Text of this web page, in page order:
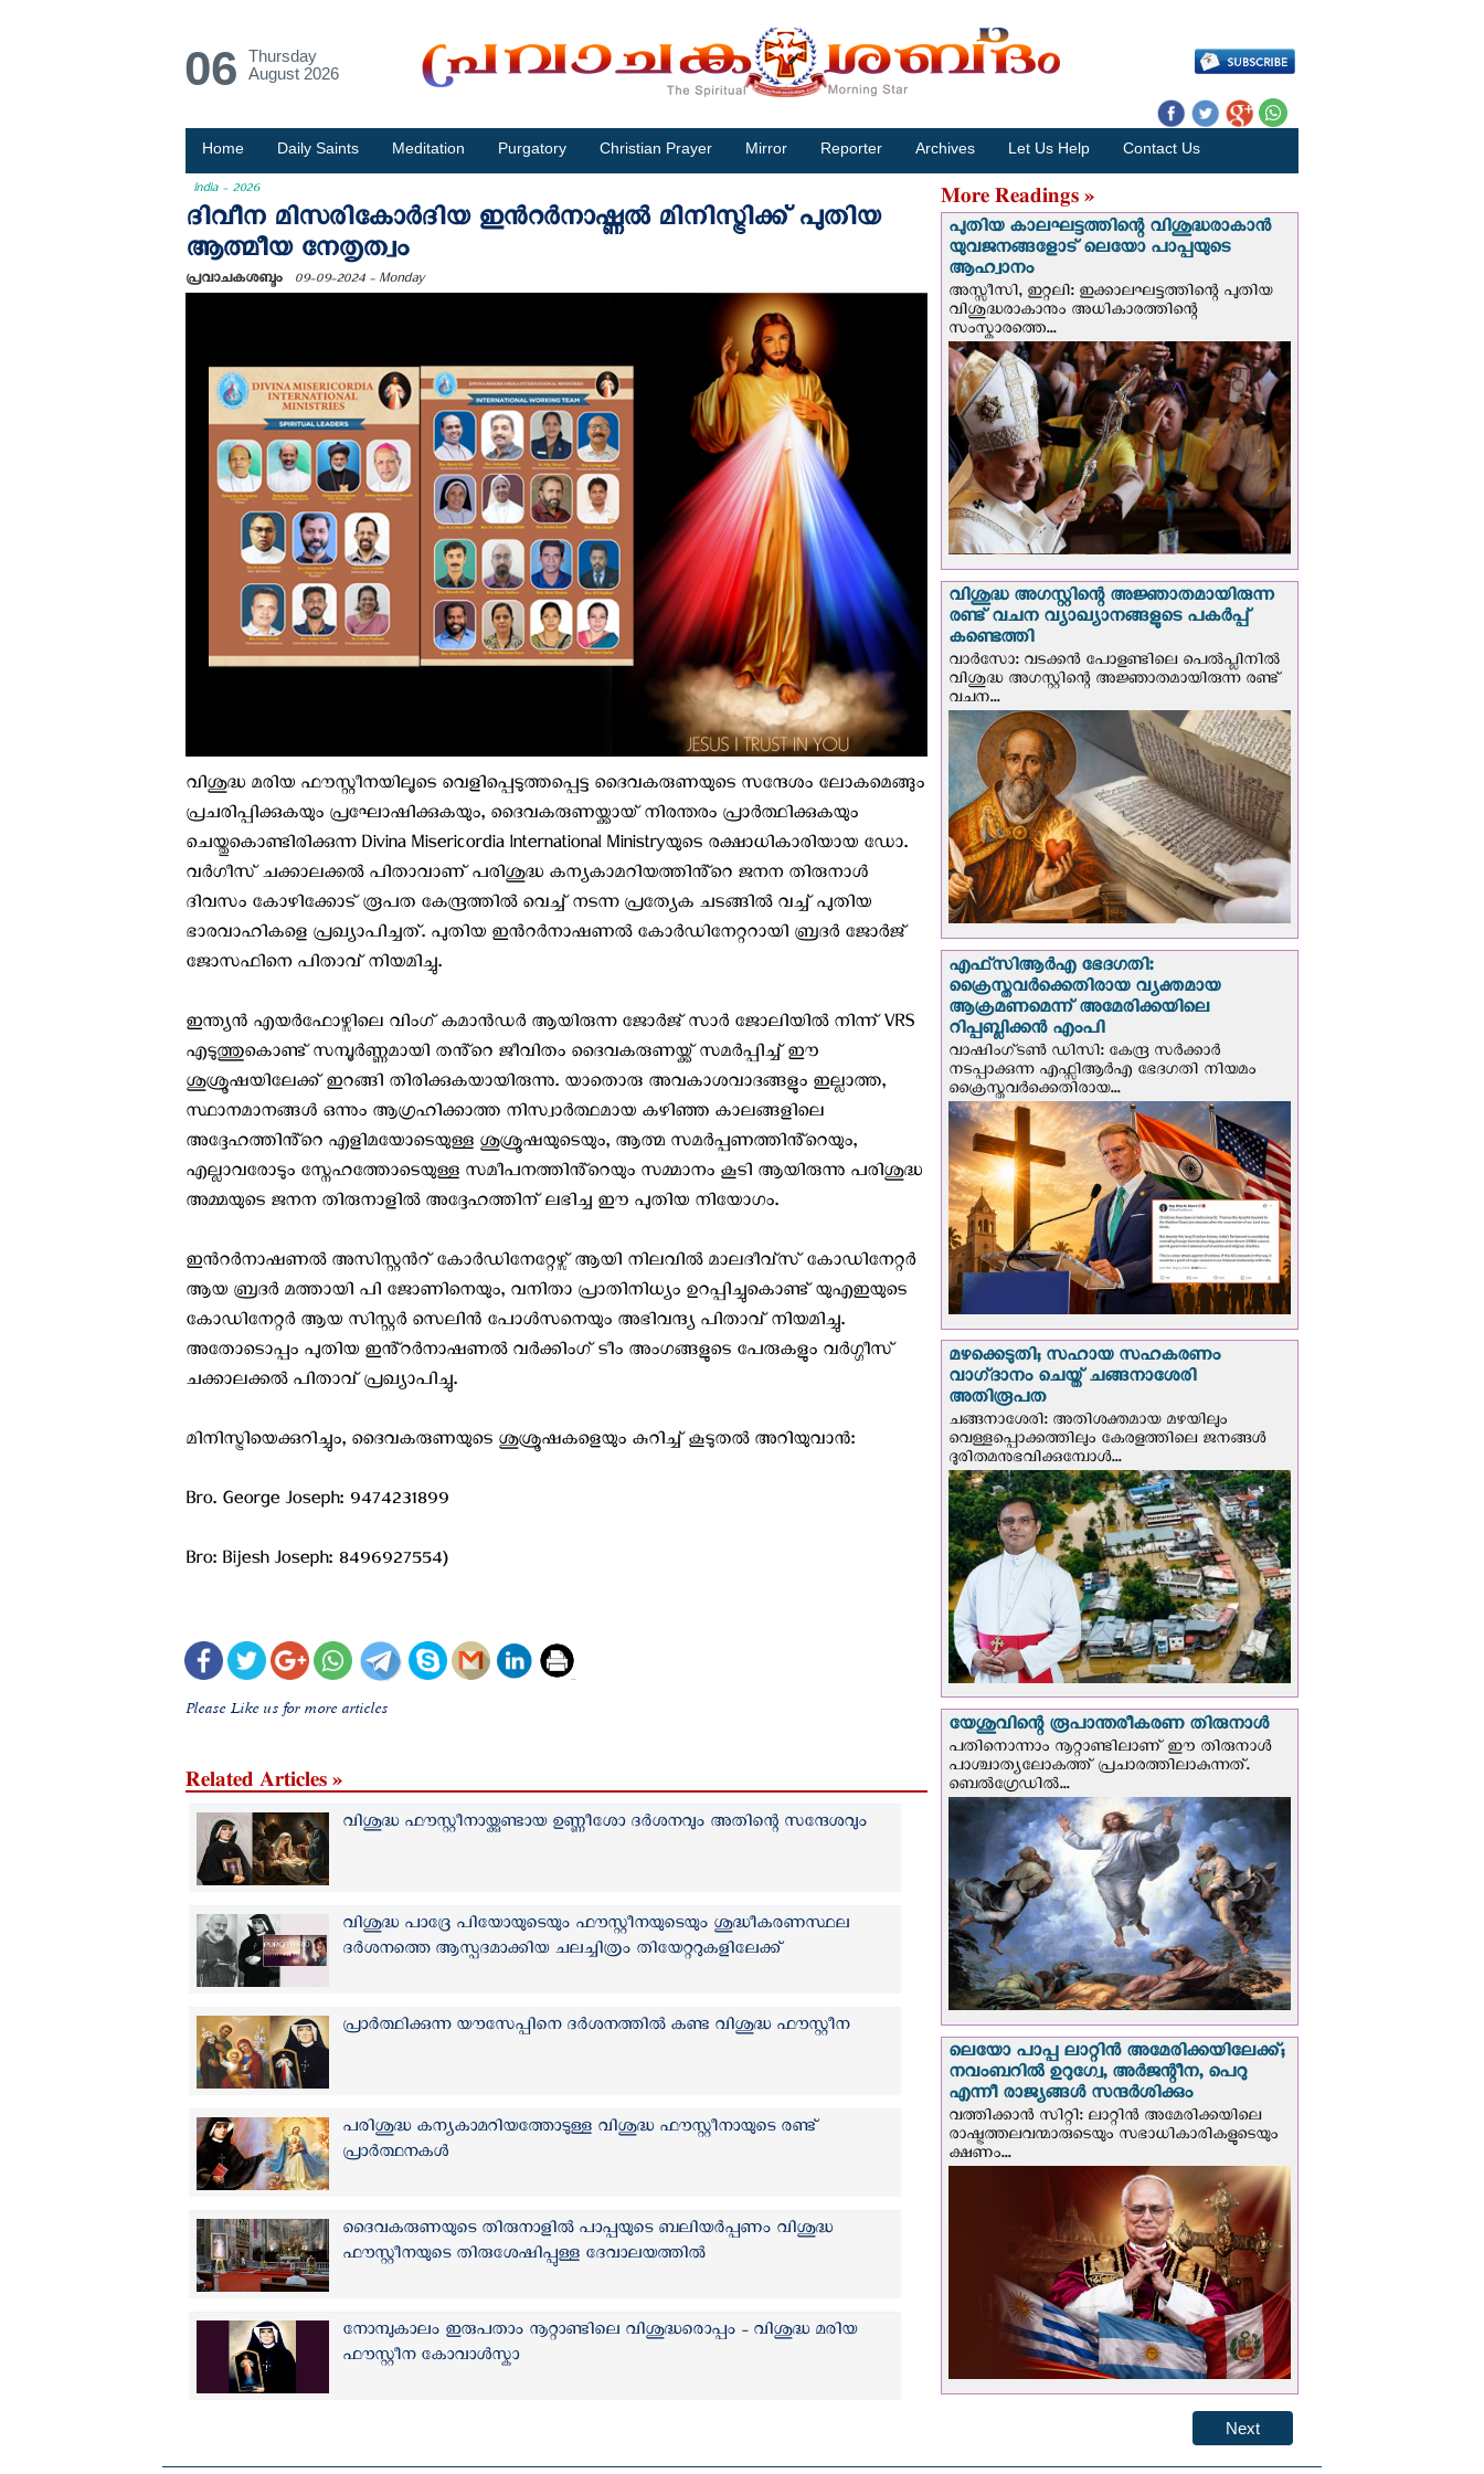
06
Thursday
August 2026
Home Daily Saints Meditation Purgatory Christian Prayer Mirror Reporter Archives Let Us Help Contact Us
India - 2026
ദിവീന മിസരികോർദിയ ഇന്‍റർനാഷ്ണൽ മിനിസ്ട്രിക്ക് പുതിയ
ആത്മീയ നേതൃത്വം
പ്രവാചകശബ്ദം 09-09-2024 - Monday
വിശുദ്ധ മരിയ ഫൗസ്റ്റീനയിലൂടെ വെളിപ്പെടുത്തപ്പെട്ട ദൈവകരുണയുടെ സന്ദേശം ലോകമെങ്ങും
പ്രചരിപ്പിക്കുകയും പ്രഘോഷിക്കുകയും, ദൈവകരുണയ്ക്കായ് നിരന്തരം പ്രാർത്ഥിക്കുകയും
ചെയ്തുകൊണ്ടിരിക്കുന്ന Divina Misericordia International Ministryയുടെ രക്ഷാധികാരിയായ ഡോ.
വർഗീസ് ചക്കാലക്കൽ പിതാവാണ് പരിശുദ്ധ കന്യകാമറിയത്തിൻ്റെ ജനന തിരുനാൾ
ദിവസം കോഴിക്കോട് രൂപത കേന്ദ്രത്തിൽ വെച്ച് നടന്ന പ്രത്യേക ചടങ്ങിൽ വച്ച് പുതിയ
ഭാരവാഹികളെ പ്രഖ്യാപിച്ചത്. പുതിയ ഇൻറർനാഷണൽ കോര്‍ഡിനേറ്ററായി ബ്രദർ ജോർജ്
ജോസഫിനെ പിതാവ് നിയമിച്ചു.
ഇന്ത്യൻ എയർഫോഴ്സിലെ വിംഗ് കമാൻഡർ ആയിരുന്ന ജോർജ് സാർ ജോലിയിൽ നിന്ന് VRS
എടുത്തുകൊണ്ട് സമ്പൂർണ്ണമായി തൻ്റെ ജീവിതം ദൈവകരുണയ്ക്ക് സമർപ്പിച്ച് ഈ
ശുശ്രൂഷയിലേക്ക് ഇറങ്ങി തിരിക്കുകയായിരുന്നു. യാതൊരു അവകാശവാദങ്ങളും ഇല്ലാത്ത,
സ്ഥാനമാനങ്ങൾ ഒന്നും ആഗ്രഹിക്കാത്ത നിസ്വാർത്ഥമായ കഴിഞ്ഞ കാലങ്ങളിലെ
അദ്ദേഹത്തിൻ്റെ എളിമയോടെയുള്ള ശുശ്രൂഷയുടെയും, ആത്മ സമർപ്പണത്തിൻ്റെയും,
എല്ലാവരോടും സ്നേഹത്തോടെയുള്ള സമീപനത്തിൻ്റെയും സമ്മാനം കൂടി ആയിരുന്നു പരിശുദ്ധ
അമ്മയുടെ ജനന തിരുനാളിൽ അദ്ദേഹത്തിന് ലഭിച്ച ഈ പുതിയ നിയോഗം.
ഇൻറർനാഷണൽ അസിസ്റ്റൻറ് കോർഡിനേറ്റേഴ്സ് ആയി നിലവിൽ മാലദീവ്സ് കോഡിനേറ്റർ
ആയ ബ്രദർ മത്തായി പി ജോണിനെയും, വനിതാ പ്രാതിനിധ്യം ഉറപ്പിച്ചുകൊണ്ട് യുഎഇയുടെ
കോഡിനേറ്റർ ആയ സിസ്റ്റർ സെലിൻ പോൾസനെയും അഭിവന്ദ്യ പിതാവ് നിയമിച്ചു.
അതോടൊപ്പം പുതിയ ഇൻ്റർനാഷണൽ വർക്കിംഗ് ടീം അംഗങ്ങളുടെ പേരുകളും വർഗ്ഗീസ്
ചക്കാലക്കൽ പിതാവ് പ്രഖ്യാപിച്ചു.
മിനിസ്ട്രിയെക്കുറിച്ചും, ദൈവകരുണയുടെ ശുശ്രൂഷകളെയും കുറിച്ച് കൂടുതൽ അറിയുവാൻ:
Bro. George Joseph: 9474231899
Bro: Bijesh Joseph: 8496927554)
Please Like us for more articles
Related Articles »
വിശുദ്ധ ഫൗസ്റ്റീനായ്ക്കുണ്ടായ ഉണ്ണീശോ ദർശനവും അതിന്റെ സന്ദേശവും
വിശുദ്ധ പാദ്രേ പിയോയുടെയും ഫൗസ്റ്റീനയുടെയും ശുദ്ധീകരണസ്ഥല
ദർശനത്തെ ആസ്പദമാക്കിയ ചലച്ചിത്രം തിയേറ്ററുകളിലേക്ക്
പ്രാർത്ഥിക്കുന്ന യൗസേപ്പിനെ ദർശനത്തിൽ കണ്ട വിശുദ്ധ ഫൗസ്റ്റീന
പരിശുദ്ധ കന്യകാമറിയത്തോടുള്ള വിശുദ്ധ ഫൗസ്റ്റീനായുടെ രണ്ട്
പ്രാർത്ഥനകൾ
ദൈവകരുണയുടെ തിരുനാളില്‍ പാപ്പയുടെ ബലിയർപ്പണം വിശുദ്ധ
ഫൗസ്റ്റീനയുടെ തിരുശേഷിപ്പുള്ള ദേവാലയത്തിൽ
നോമ്പുകാലം ഇരുപതാം നൂറ്റാണ്ടിലെ വിശുദ്ധരൊപ്പം - വിശുദ്ധ മരിയ
ഫൗസ്റ്റീന കോവാൾസ്കാ
More Readings »
പുതിയ കാലഘട്ടത്തിന്റെ വിശുദ്ധരാകാന്‍
യുവജനങ്ങളോട് ലെയോ പാപ്പയുടെ
ആഹ്വാനം
അസ്സീസി, ഇറ്റലി: ഇക്കാലഘട്ടത്തിന്റെ പുതിയ
വിശുദ്ധരാകാനും അധികാരത്തിന്റെ
സംസ്കാരത്തെ...
വിശുദ്ധ അഗസ്റ്റിന്റെ അജ്ഞാതമായിരുന്ന
രണ്ട് വചന വ്യാഖ്യാനങ്ങളുടെ പകര്‍പ്പ്
കണ്ടെത്തി
വാര്‍സോ: വടക്കൻ പോളണ്ടിലെ പെൽപ്ലിനില്‍
വിശുദ്ധ അഗസ്റ്റിന്റെ അജ്ഞാതമായിരുന്ന രണ്ട്
വചന...
എഫ്‌സി‌ആര്‍‌എ ഭേദഗതി:
ക്രൈസ്തവർക്കെതിരായ വ്യക്തമായ
ആക്രമണമെന്ന് അമേരിക്കയിലെ
റിപ്പബ്ലിക്കൻ എംപി
വാഷിംഗ്ടണ്‍ ഡി‌സി: കേന്ദ്ര സർക്കാർ
നടപ്പാക്കുന്ന എഫ്സിആർഎ ഭേദഗതി നിയമം
ക്രൈസ്തവർക്കെതിരായ...
മഴക്കെടുതി; സഹായ സഹകരണം
വാഗ്‌ദാനം ചെയ്ത് ചങ്ങനാശേരി
അതിരൂപത
ചങ്ങനാശേരി: അതിശക്തമായ മഴയിലും
വെള്ളപ്പൊക്കത്തിലും കേരളത്തിലെ ജനങ്ങൾ
ദുരിതമനുഭവിക്കുമ്പോൾ...
യേശുവിന്റെ രൂപാന്തരീകരണ തിരുനാള്‍
പതിനൊന്നാം നൂറ്റാണ്ടിലാണ് ഈ തിരുനാള്‍
പാശ്ചാത്യലോകത്ത് പ്രചാരത്തിലാകുന്നത്.
ബെല്‍ഗ്രേഡില്‍...
ലെയോ പാപ്പ ലാറ്റിൻ അമേരിക്കയിലേക്ക്;
നവംബറില്‍ ഉറുഗ്വേ, അർജന്റീന, പെറു
എന്നീ രാജ്യങ്ങള്‍ സന്ദര്‍ശിക്കും
വത്തിക്കാന്‍ സിറ്റി: ലാറ്റിന്‍ അമേരിക്കയിലെ
രാഷ്ട്രത്തലവന്മാരുടെയും സഭാധികാരികളുടെയും
ക്ഷണം...
Next